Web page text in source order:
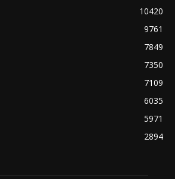
10420
9761
7849
7350
7109
6035
5971
2894